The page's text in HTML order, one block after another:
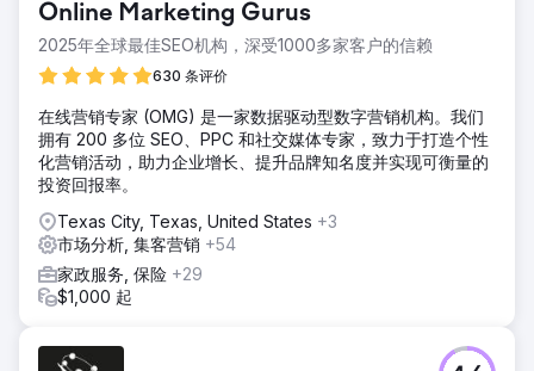
Online Marketing Gurus
2025年全球最佳SEO机构，深受1000多家客户的信赖
630 条评价
在线营销专家 (OMG) 是一家数据驱动型数字营销机构。我们
拥有 200 多位 SEO、PPC 和社交媒体专家，致力于打造个性
化营销活动，助力企业增长、提升品牌知名度并实现可衡量的
投资回报率。
Texas City, Texas, United States +3
市场分析, 集客营销 +54
家政服务, 保险 +29
$1,000 起